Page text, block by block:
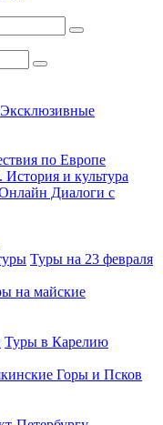
Эксклюзивные
по Европе
и культура
Диалоги с
Туры на 23 февраля
на майские
Туры в Карелию
Горы и Псков